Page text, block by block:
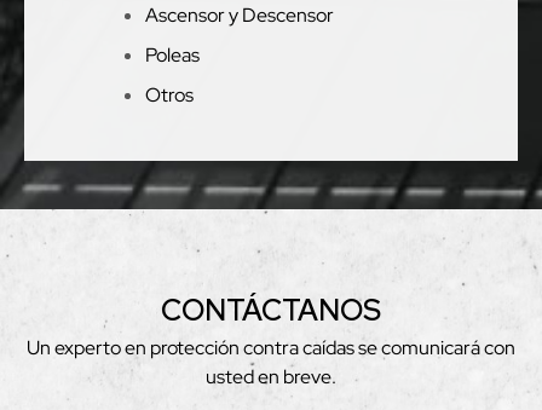
Ascensor y Descensor
Poleas
Otros
CONTÁCTANOS
Un experto en protección contra caídas se comunicará con
usted en breve.